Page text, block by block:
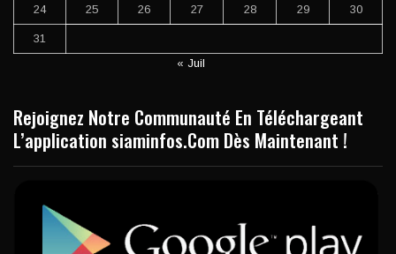
24 25 26 27 28 29 30
31
« Juil
Rejoignez Notre Communauté En Téléchargeant
L’application siaminfos.Com Dès Maintenant !